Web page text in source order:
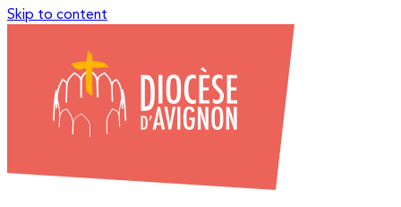
Skip to content